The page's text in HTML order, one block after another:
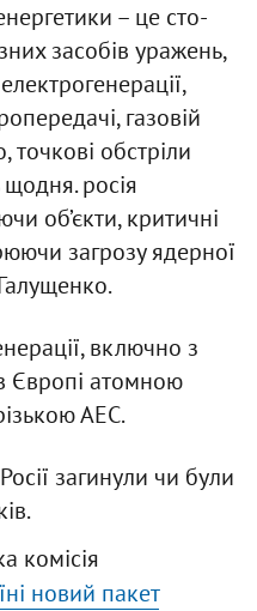
– це сто-
засобів уражень,
газовій
точкові обстріли
росія
об’єкти, критичні
загрозу ядерної
включно з
Європі атомною
АЕС.
загинули чи були
комісія
новий пакет